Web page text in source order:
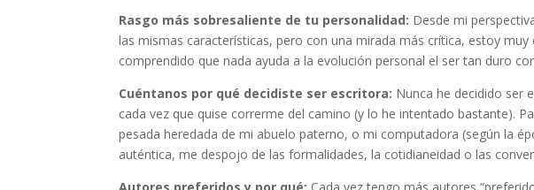
Rasgo más sobresaliente de tu personalidad: Desde mi
las mismas características, pero con una mirada más crítica, estoy
comprendido que nada ayuda a la evolución personal el ser tan duro
Cuéntanos por qué decidiste ser escritora: Nunca he decidido ser
cada vez que quise correrme del camino (y lo he intentado bastante).
pesada heredada de mi abuelo paterno, o mi computadora (según la
auténtica, me despojo de las formalidades, la cotidianeidad o las